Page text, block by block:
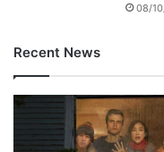
08/
Recent News